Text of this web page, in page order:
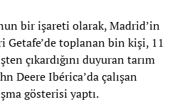
bir işareti olarak, Madrid’in
Getafe’de toplanan bin kişi, 11
çıkardığını duyuran tarım
Deere Ibérica’da çalışan
gösterisi yaptı.